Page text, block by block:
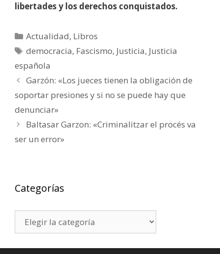
libertades y los derechos conquistados.
Categorías
Actualidad, Libros
Etiquetas
democracia, Fascismo, Justicia, Justicia
española
Garzón: «Los jueces tienen la obligación de
soportar presiones y si no se puede hay que
denunciar»
Baltasar Garzon: «Criminalitzar el procés va
ser un error»
Categorías